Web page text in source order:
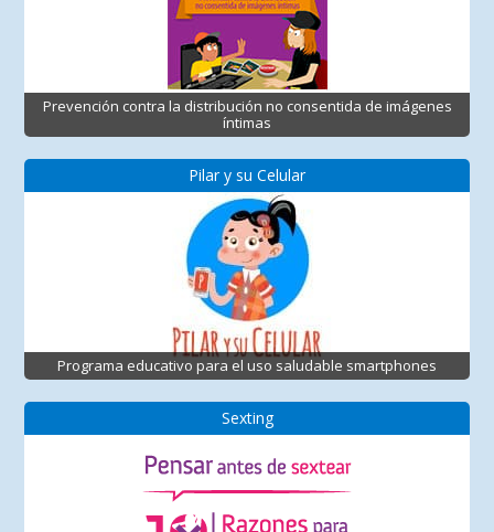
Prevención contra la distribución no consentida de imágenes
íntimas
Pilar y su Celular
Programa educativo para el uso saludable smartphones
Sexting